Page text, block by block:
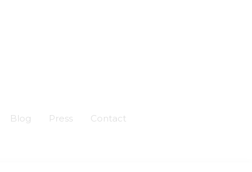
Blog Press Contact